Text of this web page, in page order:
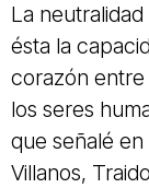
La
ésta la
corazón entre
los seres
que señalé
Villanos,